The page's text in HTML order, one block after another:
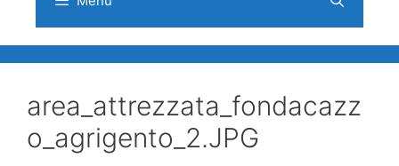
area_attrezzata_fondacazz
o_agrigento_2.JPG